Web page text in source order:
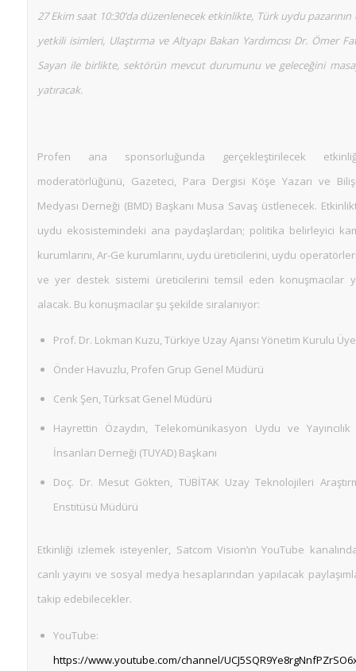
27 Ekim saat 10:30’da düzenlenecek etkinlikte, Türk uydu pazarının
yetkili isimleri, Ulaştırma ve Altyapı Bakan Yardımcısı Dr. Ömer
Sayan ile birlikte, sektörün mevcut durumunu ve geleceğini
yatıracak.
Profen ana sponsorluğunda gerçekleştirilecek
moderatörlüğünü, Gazeteci, Para Dergisi Köşe Yazarı ve
Medyası Derneği (BMD) Başkanı Musa Savaş üstlenecek.
uydu ekosistemindeki ana paydaşlardan; politika belirleyici
kurumlarını, Ar-Ge kurumlarını, uydu üreticilerini, uydu
ve yer destek sistemi üreticilerini temsil eden konuşmacılar
alacak. Bu konuşmacılar şu şekilde sıralanıyor:
Prof. Dr. Lokman Kuzu, Türkiye Uzay Ajansı Yönetim Kurulu
Önder Havuzlu, Profen Grup Genel Müdürü
Cenk Şen, Türksat Genel Müdürü
Hayrettin Özaydın, Telekomünikasyon Uydu ve
İnsanları Derneği (TUYAD) Başkanı
Doç. Dr. Mesut Gökten, TÜBİTAK Uzay Teknolojileri
Enstitüsü Müdürü
Etkinliği izlemek isteyenler, Satcom Vision’ın YouTube
canlı yayını ve sosyal medya hesaplarından yapılacak
takip edebilecekler.
YouTube:
https://www.youtube.com/channel/